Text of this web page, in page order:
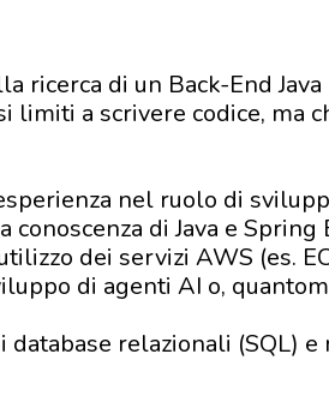
ricerca di un Back-End
limiti a scrivere codice,
nel ruolo di
di Java e Spring
dei servizi AWS (es.
di agenti AI o,
database relazionali (SQL)